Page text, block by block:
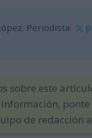
Periodista.
sobre este
ponte
de redacción